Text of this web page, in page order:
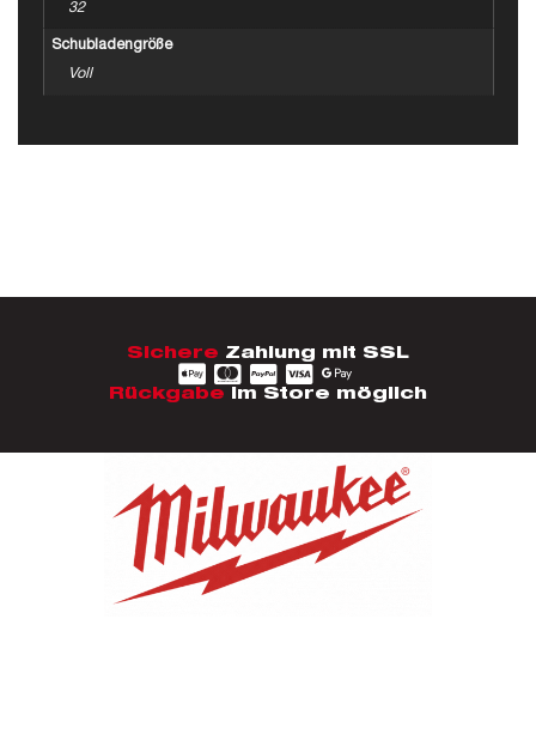
32
Schubladengröße
Voll
Sichere Zahlung mit SSL
Rückgabe im Store möglich